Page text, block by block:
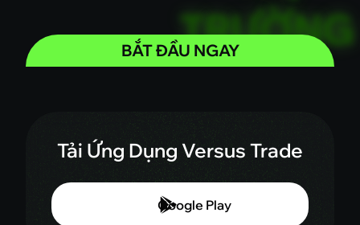
BẮT ĐẦU NGAY
Tải Ứng Dụng Versus Trade
Google Play